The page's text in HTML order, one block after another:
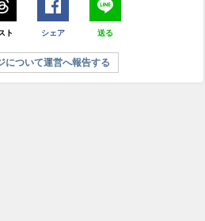
ト シェア 送る
について運営へ報告する